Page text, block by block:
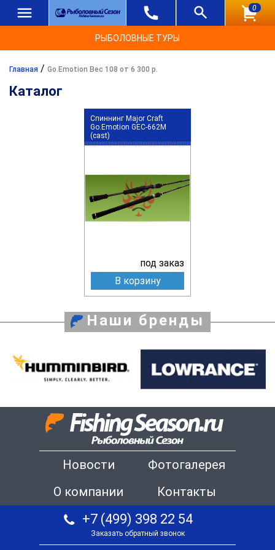
0
РЫБОЛОВНЫЕ ТУРЫ
Главная / Go.Emotion Вес 108 от 6 300 р.
Каталог
Спиннинг Major Craft
Go.Emotion GEC-662M
(cast)
под заказ
В корзину
Наши бренды
Новости
Фотогалерея
О компании
Контакты
+7 (499) 398 22 54
Заказать обратный звонок